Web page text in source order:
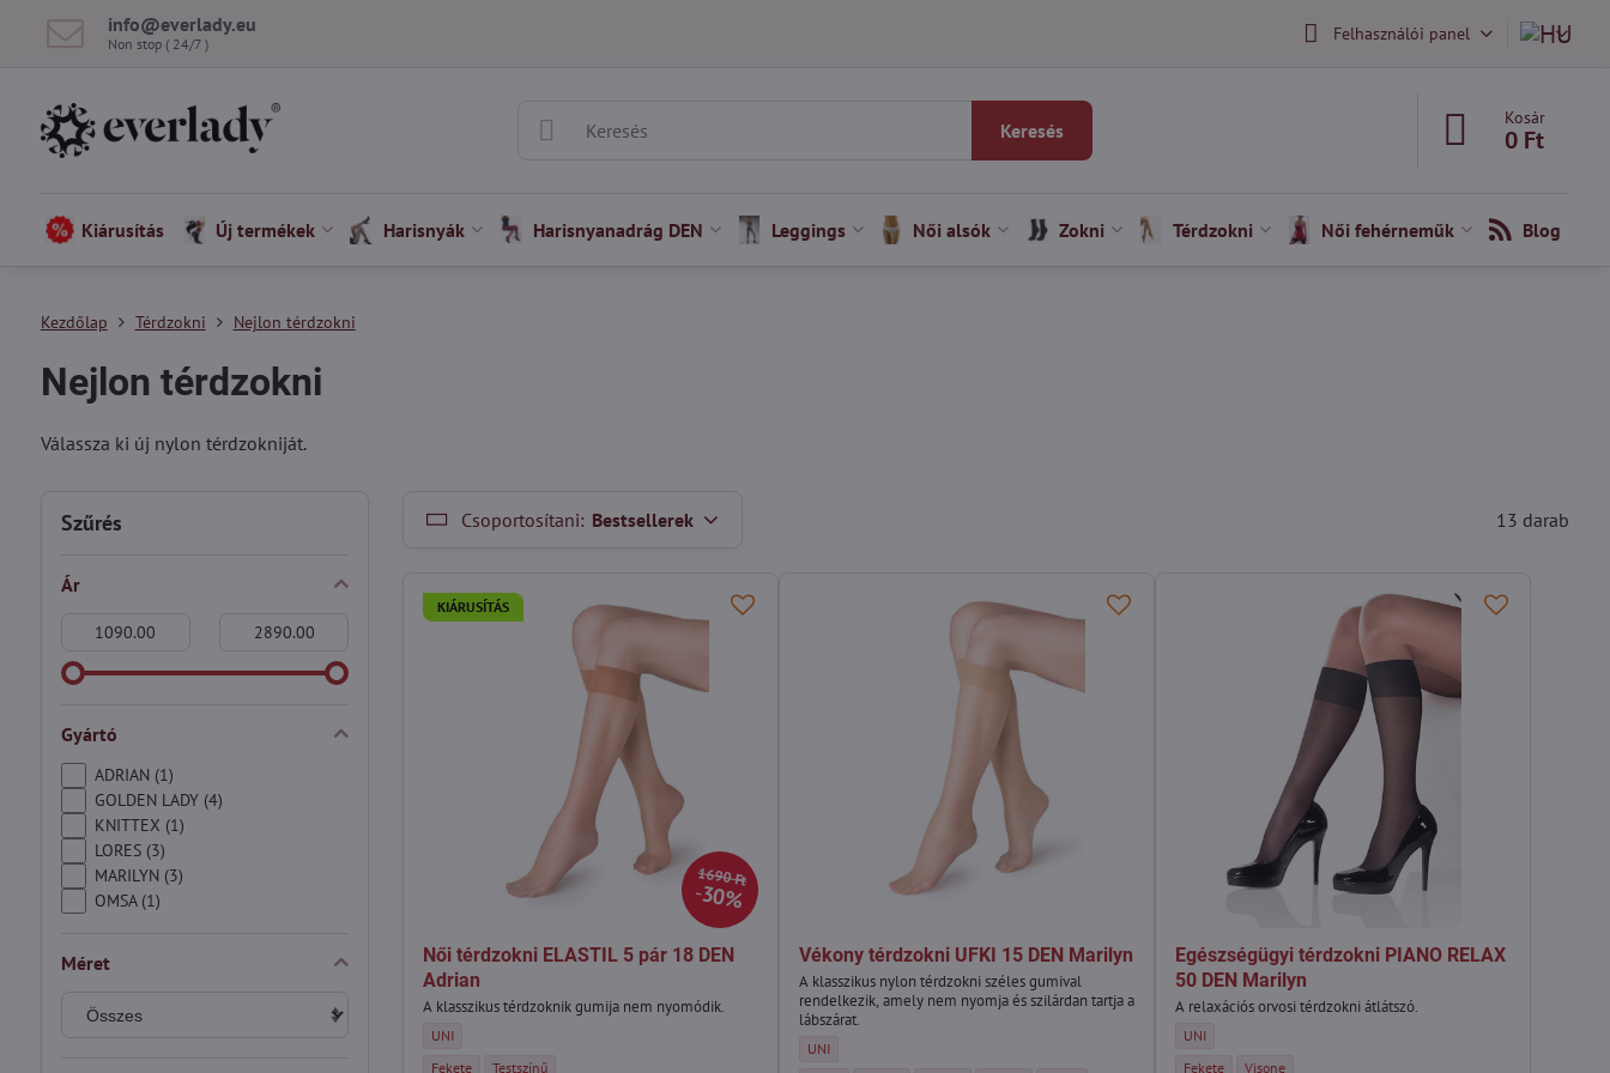
info​@everlady​.eu
Non stop ( 24/7 ) Felhasználói panel
Keresés
Kosár
0 Ft
Kiárusítás Új termékek Harisnyák Harisnyanadrág DEN Leggings Női alsók Zokni Térdzokni Női fehérneműk Blog
Kezdőlap Térdzokni Nejlon térdzokni
Nejlon térdzokni
Válassza ki új nylon térdzokniját.
Csoportosítani: Bestsellerek 13 darab
1690 Ft
30%
KIÁRUSÍTÁS
Női térdzokni ELASTIL 5 pár 18 DEN
Adrian
A klasszikus térdzoknik gumija nem nyomódik.
Női térdzokni ELASTIL 5 pár 18 DEN Adrian - Méret:
UNI
Női térdzokni ELASTIL 5 pár 18 DEN Adrian - Szín:
Fekete Női térdzokni ELASTIL 5 pár 18 DEN Adrian - Szín:
Testszínű
Vékony térdzokni UFKI 15 DEN Marilyn
A klasszikus nylon térdzokni széles gumival
rendelkezik, amely nem nyomja és szilárdan tartja a
lábszárat.
Vékony térdzokni UFKI 15 DEN Marilyn - Méret:
UNI
Egészségügyi térdzokni PIANO RELAX
50 DEN Marilyn
A relaxációs orvosi térdzokni átlátszó.
Egészségügyi térdzokni PIANO RELAX 50 DEN Marilyn - Méret:
UNI
Egészségügyi térdzokni PIANO RELAX 50 DEN Marilyn - Szín:
Fekete Egészségügyi térdzokni PIANO RELAX 50 DEN Marilyn - Szín:
Visone
Szűrés
Ár
From:
Gyártó
ADRIAN (1)
GOLDEN LADY (4)
KNITTEX (1)
LORES (3)
MARILYN (3)
OMSA (1)
Méret